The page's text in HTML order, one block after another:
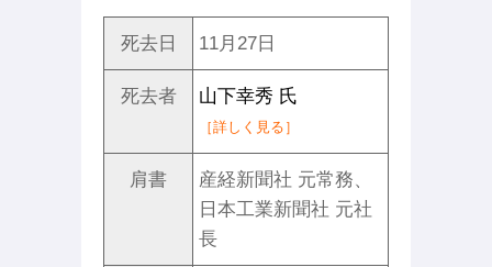
死去日 11月27日
死去者 山下幸秀 氏
［詳しく見る］
肩書
産経新聞社 元常務、
日本工業新聞社 元社
長